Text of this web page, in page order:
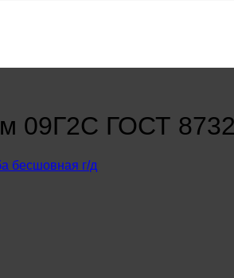
09Г2С ГОСТ
бесшовная г/д